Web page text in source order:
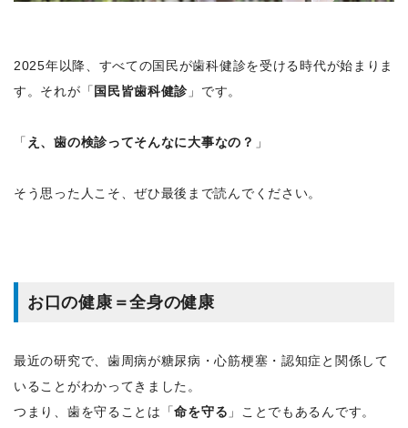
2025年以降、すべての国民が歯科健診を受ける時代が始まりま
す。それが「国民皆歯科健診 」です。
「 え、歯の検診ってそんなに大事なの？ 」
そう思った人こそ、ぜひ最後まで読んでください。
お口の健康＝全身の健康
最近の研究で、歯周病が糖尿病・心筋梗塞・認知症と関係して
いることがわかってきました。
つまり、歯を守ることは「命を守る 」ことでもあるんです。